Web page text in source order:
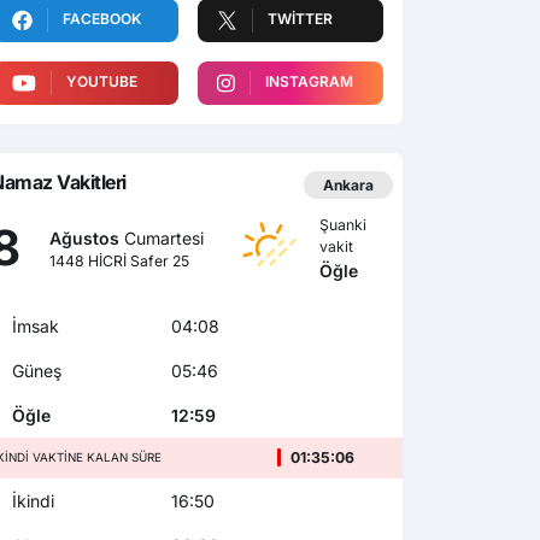
FACEBOOK TWITTER
YOUTUBE INSTAGRAM
Vakitleri Ankara
Ağustos Cumartesi
1448 HİCRİ Safer 25
Şuanki
vakit
Öğle
İmsak 04:08
Güneş 05:46
Öğle 12:59
VAKTINE KALAN SÜRE 01:35:04
İkindi 16:50